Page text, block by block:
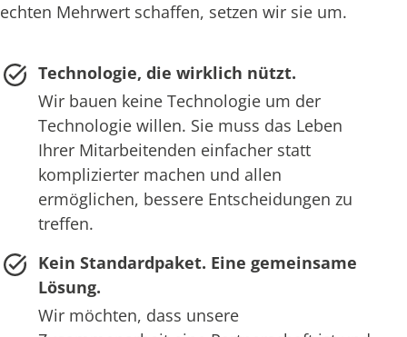
echten Mehrwert schaffen, setzen wir sie um.
Technologie, die wirklich nützt.
Wir bauen keine Technologie um der
Technologie willen. Sie muss das Leben
Ihrer Mitarbeitenden einfacher statt
komplizierter machen und allen
ermöglichen, bessere Entscheidungen zu
treffen.
Kein Standardpaket. Eine gemeinsame
Lösung.
Wir möchten, dass unsere